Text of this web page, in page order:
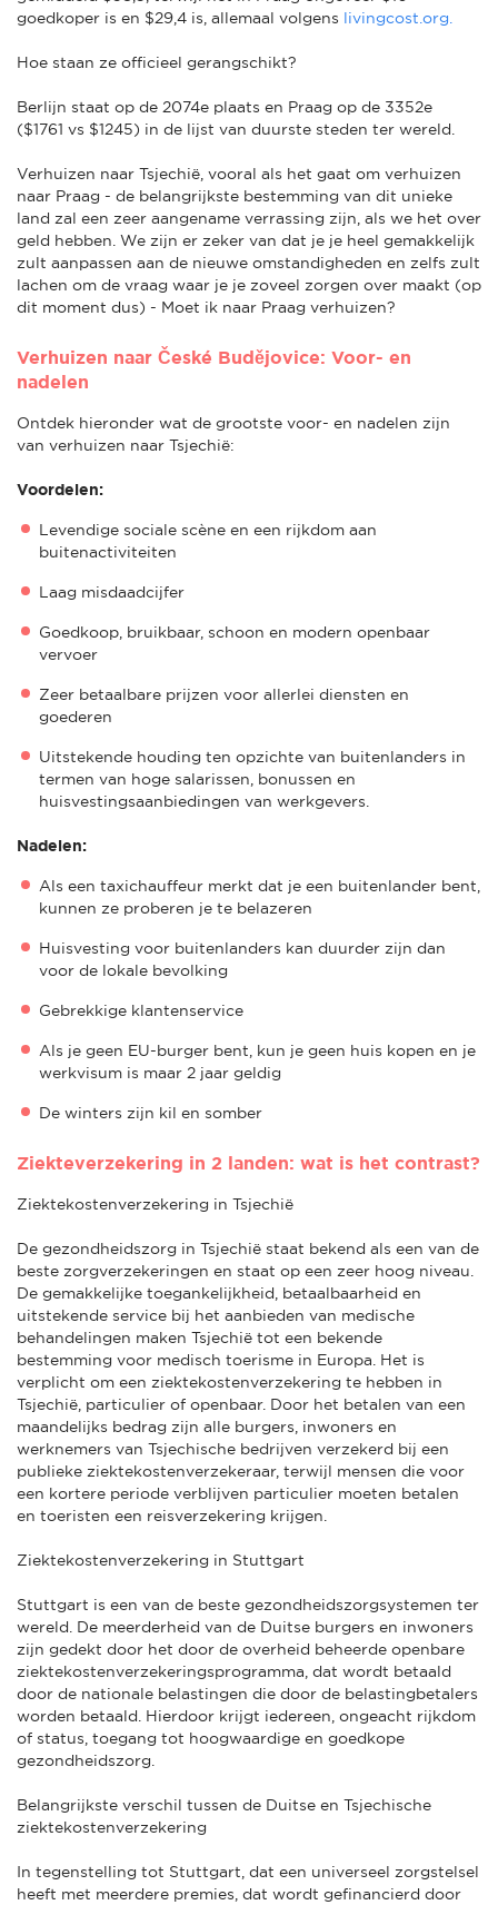
goedkoper is en $29,4 is, allemaal volgens livingcost.org.
Hoe staan ze officieel gerangschikt?
Berlijn staat op de 2074e plaats en Praag op de 3352e
($1761 vs $1245) in de lijst van duurste steden ter wereld.
Verhuizen naar Tsjechië, vooral als het gaat om verhuizen
naar Praag - de belangrijkste bestemming van dit unieke
land zal een zeer aangename verrassing zijn, als we het over
geld hebben. We zijn er zeker van dat je je heel gemakkelijk
zult aanpassen aan de nieuwe omstandigheden en zelfs zult
lachen om de vraag waar je je zoveel zorgen over maakt (op
dit moment dus) - Moet ik naar Praag verhuizen?
Verhuizen naar České Budějovice: Voor- en
nadelen
Ontdek hieronder wat de grootste voor- en nadelen zijn
van verhuizen naar Tsjechië:
Voordelen:
Levendige sociale scène en een rijkdom aan
buitenactiviteiten
Laag misdaadcijfer
Goedkoop, bruikbaar, schoon en modern openbaar
vervoer
Zeer betaalbare prijzen voor allerlei diensten en
goederen
Uitstekende houding ten opzichte van buitenlanders in
termen van hoge salarissen, bonussen en
huisvestingsaanbiedingen van werkgevers.
Nadelen:
Als een taxichauffeur merkt dat je een buitenlander bent,
kunnen ze proberen je te belazeren
Huisvesting voor buitenlanders kan duurder zijn dan
voor de lokale bevolking
Gebrekkige klantenservice
Als je geen EU-burger bent, kun je geen huis kopen en je
werkvisum is maar 2 jaar geldig
De winters zijn kil en somber
Ziekteverzekering in 2 landen: wat is het contrast?
Ziektekostenverzekering in Tsjechië
De gezondheidszorg in Tsjechië staat bekend als een van de
beste zorgverzekeringen en staat op een zeer hoog niveau.
De gemakkelijke toegankelijkheid, betaalbaarheid en
uitstekende service bij het aanbieden van medische
behandelingen maken Tsjechië tot een bekende
bestemming voor medisch toerisme in Europa. Het is
verplicht om een ziektekostenverzekering te hebben in
Tsjechië, particulier of openbaar. Door het betalen van een
maandelijks bedrag zijn alle burgers, inwoners en
werknemers van Tsjechische bedrijven verzekerd bij een
publieke ziektekostenverzekeraar, terwijl mensen die voor
een kortere periode verblijven particulier moeten betalen
en toeristen een reisverzekering krijgen.
Ziektekostenverzekering in Stuttgart
Stuttgart is een van de beste gezondheidszorgsystemen ter
wereld. De meerderheid van de Duitse burgers en inwoners
zijn gedekt door het door de overheid beheerde openbare
ziektekostenverzekeringsprogramma, dat wordt betaald
door de nationale belastingen die door de belastingbetalers
worden betaald. Hierdoor krijgt iedereen, ongeacht rijkdom
of status, toegang tot hoogwaardige en goedkope
gezondheidszorg.
Belangrijkste verschil tussen de Duitse en Tsjechische
ziektekostenverzekering
In tegenstelling tot Stuttgart, dat een universeel zorgstelsel
heeft met meerdere premies, dat wordt gefinancierd door